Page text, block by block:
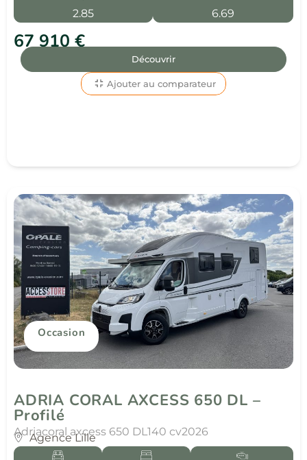
2.85 6.69
67 910 €
Découvrir
Ajouter au comparateur
Occasion
ADRIA CORAL AXCESS 650 DL –
Profilé
Adriacoral axcess 650 DL 140 cv2026
Agence Lille